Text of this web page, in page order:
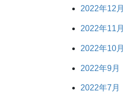
2022年12月
2022年11月
2022年10月
2022年9月
2022年7月